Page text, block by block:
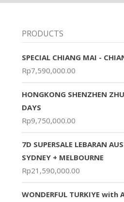
PRODUCTS
SPECIAL CHIANG MAI -
Rp7,590,000.00
HONGKONG SHENZHEN
DAYS
Rp9,750,000.00
7D SUPERSALE LEBARAN
SYDNEY + MELBOURNE
Rp21,590,000.00
WONDERFUL TURKIYE with